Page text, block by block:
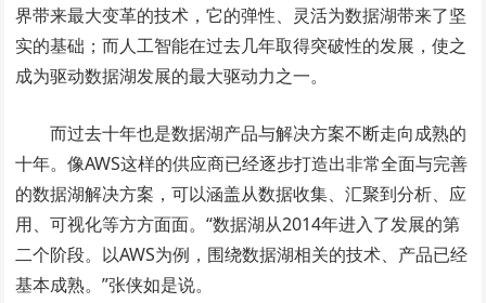
界带来最大变革的技术，它的弹性、灵活为数据湖带来了坚
实的基础；而人工智能在过去几年取得突破性的发展，使之
成为驱动数据湖发展的最大驱动力之一。
而过去十年也是数据湖产品与解决方案不断走向成熟的
十年。像AWS这样的供应商已经逐步打造出非常全面与完善
的数据湖解决方案，可以涵盖从数据收集、汇聚到分析、应
用、可视化等方方面面。“数据湖从2014年进入了发展的第
二个阶段。以AWS为例，围绕数据湖相关的技术、产品已经
基本成熟。”张侠如是说。